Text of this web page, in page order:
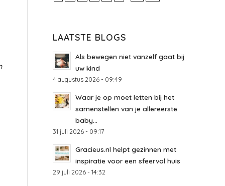
LAATSTE BLOGS
Als bewegen niet vanzelf gaat bij
uw kind
4 augustus 2026 - 09:49
Waar je op moet letten bij het
samenstellen van je allereerste
baby...
31 juli 2026 - 09:17
Gracieus.nl helpt gezinnen met
inspiratie voor een sfeervol huis
29 juli 2026 - 14:32